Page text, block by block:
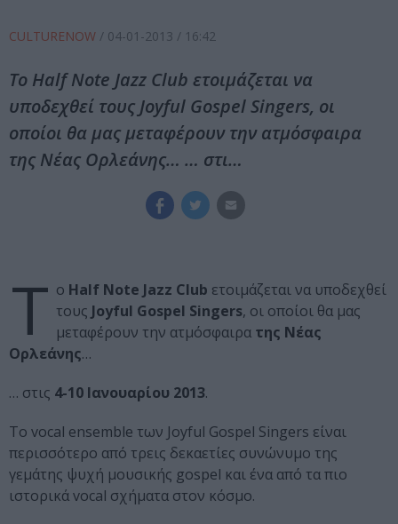
CULTURENOW / 04-01-2013 / 16:42
Το Half Note Jazz Club ετοιμάζεται να
υποδεχθεί τους Joyful Gospel Singers, οι
οποίοι θα μας μεταφέρουν την ατμόσφαιρα
της Νέας Ορλεάνης… … στι…
Τ ο Half Note Jazz Club ετοιμάζεται να υποδεχθεί
τους Joyful Gospel Singers, οι οποίοι θα μας
μεταφέρουν την ατμόσφαιρα της Νέας
Ορλεάνης…
… στις 4-10 Ιανουαρίου 2013.
Το vocal ensemble των Joyful Gospel Singers είναι
περισσότερο από τρεις δεκαετίες συνώνυμο της
γεμάτης ψυχή μουσικής gospel και ένα από τα πιο
ιστορικά vocal σχήματα στον κόσμο.